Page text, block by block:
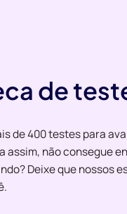
de
de 400 testes para
assim, não consegue
Deixe que nossos